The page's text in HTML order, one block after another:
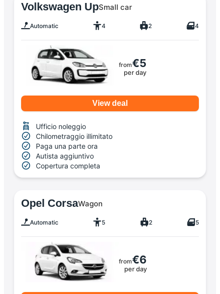
Volkswagen UpSmall car
Automatic 4 2 4
from€5
per day
View deal
Ufficio noleggio
Chilometraggio illimitato
Paga una parte ora
Autista aggiuntivo
Copertura completa
Opel CorsaWagon
Automatic 5 2 5
from€6
per day